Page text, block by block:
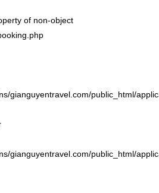
of non-object
gianguyentravel.com/public_html/
gianguyentravel.com/public_html/